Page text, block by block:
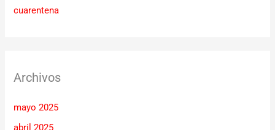
cuarentena
Archivos
mayo 2025
abril 2025